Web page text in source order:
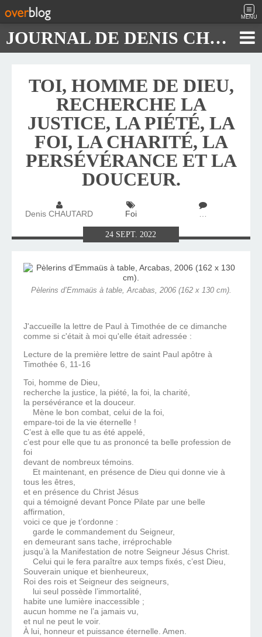
MENU
JOURNAL DE DENIS CHAUTARD
TOI, HOMME DE DIEU,
RECHERCHE LA
JUSTICE, LA PIÉTÉ, LA
FOI, LA CHARITÉ, LA
PERSÉVÉRANCE ET LA
DOUCEUR.
Denis CHAUTARD Foi …
24 SEPT.2022
Pèlerins d’Emmaüs à table, Arcabas, 2006 (162 x 130 cm).
J'accueille la lettre de Paul à Timothée de ce dimanche
comme si c'était à moi qu'elle était adressée :
Lecture de la première lettre de saint Paul apôtre à
Timothée 6, 11-16
Toi, homme de Dieu,
recherche la justice, la piété, la foi, la charité,
la persévérance et la douceur.
Mène le bon combat, celui de la foi,
empare-toi de la vie éternelle !
C’est à elle que tu as été appelé,
c’est pour elle que tu as prononcé ta belle profession de
foi
devant de nombreux témoins.
Et maintenant, en présence de Dieu qui donne vie à
tous les êtres,
et en présence du Christ Jésus
qui a témoigné devant Ponce Pilate par une belle
affirmation,
voici ce que je t’ordonne :
garde le commandement du Seigneur,
en demeurant sans tache, irréprochable
jusqu’à la Manifestation de notre Seigneur Jésus Christ.
Celui qui le fera paraître aux temps fixés, c’est Dieu,
Souverain unique et bienheureux,
Roi des rois et Seigneur des seigneurs,
lui seul possède l’immortalité,
habite une lumière inaccessible ;
aucun homme ne l’a jamais vu,
et nul ne peut le voir.
À lui, honneur et puissance éternelle. Amen.